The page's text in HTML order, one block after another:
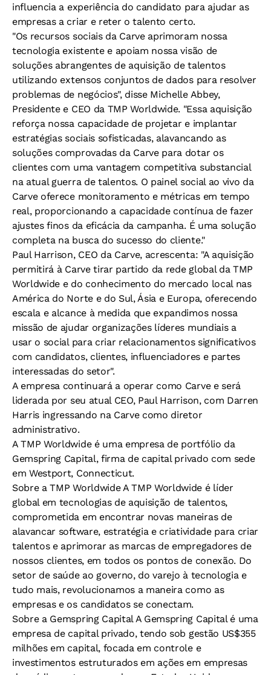
influencia a experiência do candidato para ajudar as
empresas a criar e reter o talento certo.
"Os recursos sociais da Carve aprimoram nossa
tecnologia existente e apoiam nossa visão de
soluções abrangentes de aquisição de talentos
utilizando extensos conjuntos de dados para resolver
problemas de negócios", disse Michelle Abbey,
Presidente e CEO da TMP Worldwide. "Essa aquisição
reforça nossa capacidade de projetar e implantar
estratégias sociais sofisticadas, alavancando as
soluções comprovadas da Carve para dotar os
clientes com uma vantagem competitiva substancial
na atual guerra de talentos. O painel social ao vivo da
Carve oferece monitoramento e métricas em tempo
real, proporcionando a capacidade contínua de fazer
ajustes finos da eficácia da campanha. É uma solução
completa na busca do sucesso do cliente."
Paul Harrison, CEO da Carve, acrescenta: "A aquisição
permitirá à Carve tirar partido da rede global da TMP
Worldwide e do conhecimento do mercado local nas
América do Norte e do Sul, Ásia e Europa, oferecendo
escala e alcance à medida que expandimos nossa
missão de ajudar organizações líderes mundiais a
usar o social para criar relacionamentos significativos
com candidatos, clientes, influenciadores e partes
interessadas do setor".
A empresa continuará a operar como Carve e será
liderada por seu atual CEO, Paul Harrison, com Darren
Harris ingressando na Carve como diretor
administrativo.
A TMP Worldwide é uma empresa de portfólio da
Gemspring Capital, firma de capital privado com sede
em Westport, Connecticut.
Sobre a TMP Worldwide A TMP Worldwide é líder
global em tecnologias de aquisição de talentos,
comprometida em encontrar novas maneiras de
alavancar software, estratégia e criatividade para criar
talentos e aprimorar as marcas de empregadores de
nossos clientes, em todos os pontos de conexão. Do
setor de saúde ao governo, do varejo à tecnologia e
tudo mais, revolucionamos a maneira como as
empresas e os candidatos se conectam.
Sobre a Gemspring Capital A Gemspring Capital é uma
empresa de capital privado, tendo sob gestão US$355
milhões em capital, focada em controle e
investimentos estruturados em ações em empresas